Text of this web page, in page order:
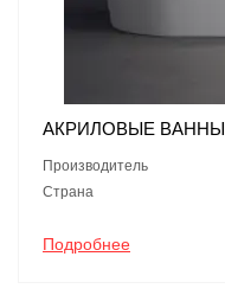
АКРИЛОВЫЕ ВАННЫ
Производитель
Страна
Подробнее